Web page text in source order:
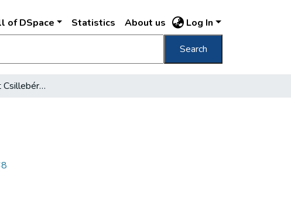
of DSpace Statistics About us Log In
Search
Tábornyitás előtt Csillebércen